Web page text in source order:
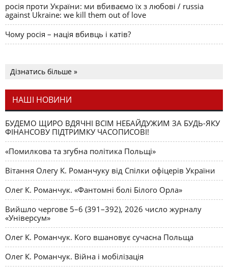
росія проти України: ми вбиваємо їх з любові / russia
against Ukraine: we kill them out of love
Чому росія – нація вбивць і катів?
Дізнатись більше »
НАШІ НОВИНИ
БУДЕМО ЩИРО ВДЯЧНІ ВСІМ НЕБАЙДУЖИМ ЗА БУДЬ-ЯКУ
ФІНАНСОВУ ПІДТРИМКУ ЧАСОПИСОВІ!
«Помилкова та згубна політика Польщі»
Вітання Олегу К. Романчуку від Спілки офіцерів України
Олег К. Романчук. «Фантомні болі Білого Орла»
Вийшло чергове 5–6 (391–392), 2026 число журналу
«Універсум»
Олег К. Романчук. Кого вшановує сучасна Польща
Олег К. Романчук. Війна і мобілізація